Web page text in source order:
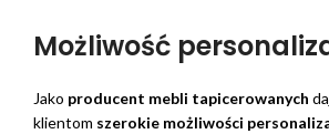
Możliwość
Jako producent mebli tapicerowanych
klientom szerokie możliwości